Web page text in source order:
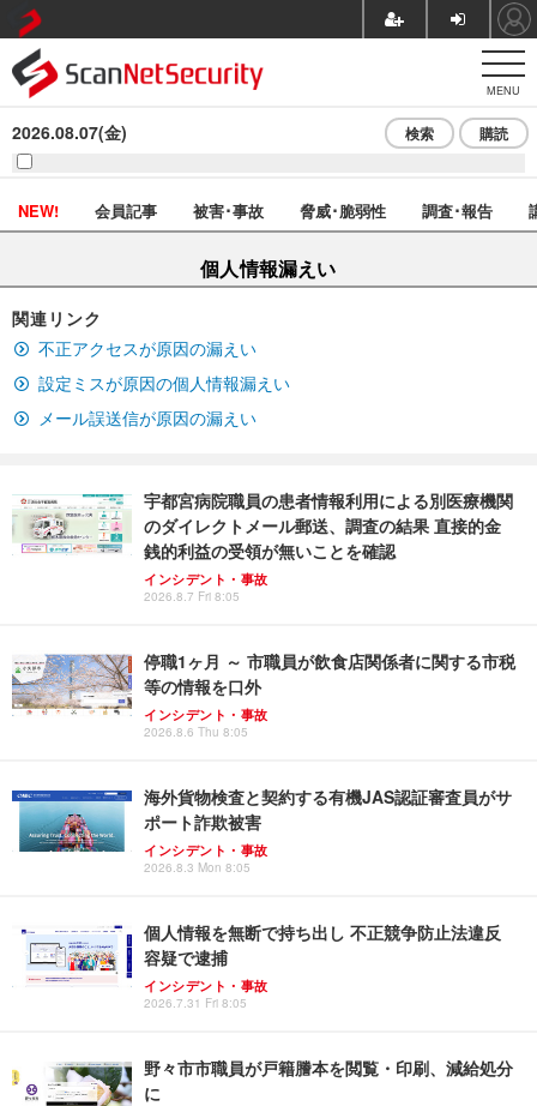
MENU
2026.08.07(金) 検索 購読
NEW! 会員記事 被害･事故 脅威･脆弱性 調査･報告
個人情報漏えい
関連リンク
不正アクセスが原因の漏えい
設定ミスが原因の個人情報漏えい
メール誤送信が原因の漏えい
宇都宮病院職員の患者情報利用による別医療機関
のダイレクトメール郵送、調査の結果 直接的金
銭的利益の受領が無いことを確認
インシデント・事故
2026.8.7 Fri 8:05
停職1ヶ月 ～ 市職員が飲食店関係者に関する市税
等の情報を口外
インシデント・事故
2026.8.6 Thu 8:05
海外貨物検査と契約する有機JAS認証審査員がサ
ポート詐欺被害
インシデント・事故
2026.8.3 Mon 8:05
個人情報を無断で持ち出し 不正競争防止法違反
容疑で逮捕
インシデント・事故
2026.7.31 Fri 8:05
野々市市職員が戸籍謄本を閲覧・印刷、減給処分
に